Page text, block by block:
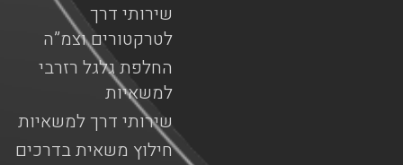
שירותי דרך
לטרקטורים וצמ”ה
החלפת גלגל רזרבי
למשאיות
שירותי דרך למשאיות
חילוץ משאית בדרכים